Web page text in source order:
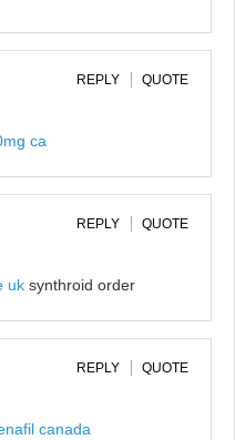
REPLY QUOTE
ca
REPLY QUOTE
uk synthroid order
REPLY QUOTE
canada